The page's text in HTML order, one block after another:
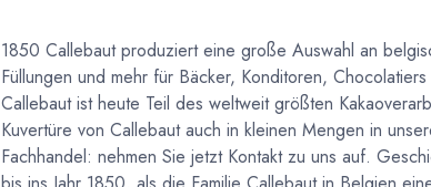
1850 Callebaut produziert eine große Auswahl an
Füllungen und mehr für Bäcker, Konditoren,
Callebaut ist heute Teil des weltweit größten
Kuvertüre von Callebaut auch in kleinen Mengen in
Fachhandel: nehmen Sie jetzt Kontakt zu uns auf.